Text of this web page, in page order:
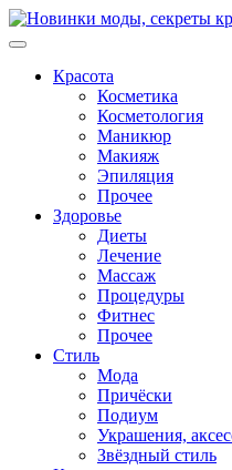
Перейти
к
Красота
Косметика
Косметология
Маникюр
Макияж
Эпиляция
Прочее
Здоровье
Диеты
Лечение
Массаж
Процедуры
Фитнес
Прочее
Стиль
Мода
Причёски
Подиум
Украшения,
Звёздный стиль